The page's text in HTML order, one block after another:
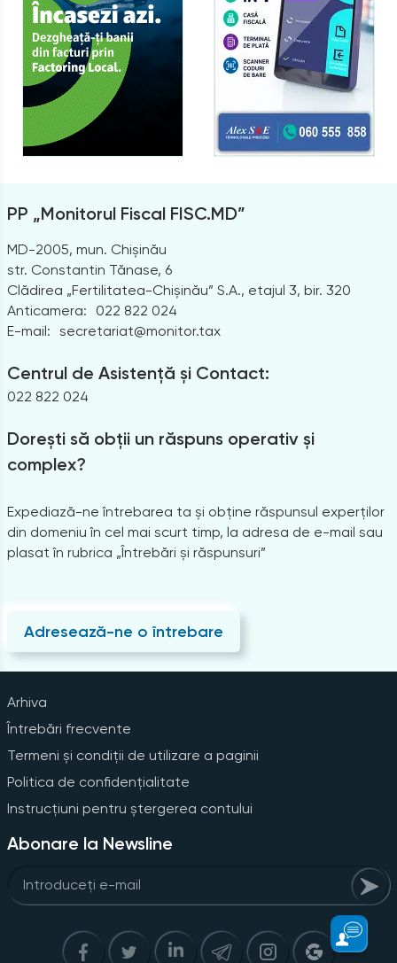
PP „Monitorul Fiscal FISC.MD”
MD-2005, mun. Chișinău
str. Constantin Tănase, 6
Clădirea „Fertilitatea-Chișinău” S.A., etajul 3, bir. 320
Anticamera:
022 822 024
E-mail: secretariat@monitor.tax
Centrul de Asistență și Contact:
022 822 024
Dorești să obții un răspuns operativ și
complex?
Expediază-ne întrebarea ta și obține răspunsul experților
din domeniu în cel mai scurt timp, la adresa de e-mail sau
plasat în rubrica „Întrebări și răspunsuri”
Adresează-ne o întrebare
Arhiva
Întrebări frecvente
Termeni și condiții de utilizare a paginii
Politica de confidențialitate
Instrucțiuni pentru ștergerea contului
Abonare la Newsline